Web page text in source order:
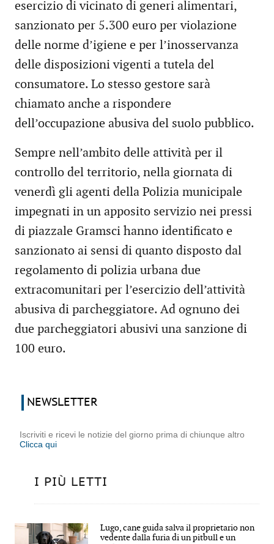
esercizio di vicinato di generi alimentari,
sanzionato per 5.300 euro per violazione
delle norme d’igiene e per l’inosservanza
delle disposizioni vigenti a tutela del
consumatore. Lo stesso gestore sarà
chiamato anche a rispondere
dell’occupazione abusiva del suolo pubblico.
Sempre nell’ambito delle attività per il
controllo del territorio, nella giornata di
venerdì gli agenti della Polizia municipale
impegnati in un apposito servizio nei pressi
di piazzale Gramsci hanno identificato e
sanzionato ai sensi di quanto disposto dal
regolamento di polizia urbana due
extracomunitari per l’esercizio dell’attività
abusiva di parcheggiatore. Ad ognuno dei
due parcheggiatori abusivi una sanzione di
100 euro.
NEWSLETTER
Iscriviti e ricevi le notizie del giorno prima di chiunque altro
Clicca qui
I PIÙ LETTI
Lugo, cane guida salva il proprietario non
vedente dalla furia di un pitbull e un